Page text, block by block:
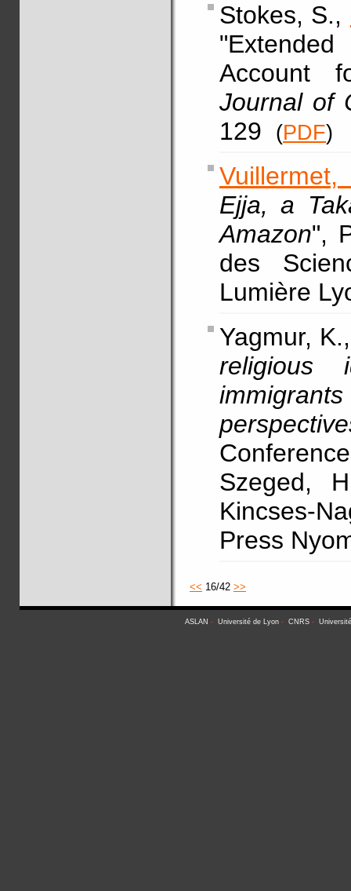
Stokes, S.,
Account
Journal of
129
(PDF)
Vuillermet,
Ejja, a
Amazon",
des
Lumière
Yagmur,
religious
Szeged,
Kincses-
Press
<< 16/42 >>
ASLAN - Université de Lyon - CNRS -